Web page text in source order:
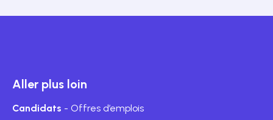
Aller plus loin
Candidats - Offres d’emplois